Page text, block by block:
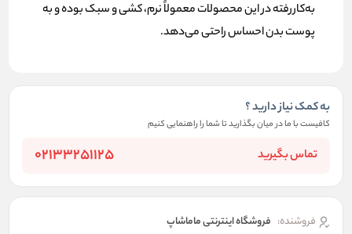
به‌کاررفته در این محصولات معمولاً نرم، کشی و سبک بوده و به
پوست بدن احساس راحتی می‌دهد.
به کمک نیاز دارید ؟
کافیست با ما در میان بگذارید تا شما را راهنمایی کنیم
تماس بگیرید 02133251125
فروشنده: فروشگاه اینترنتی ماماشاپ